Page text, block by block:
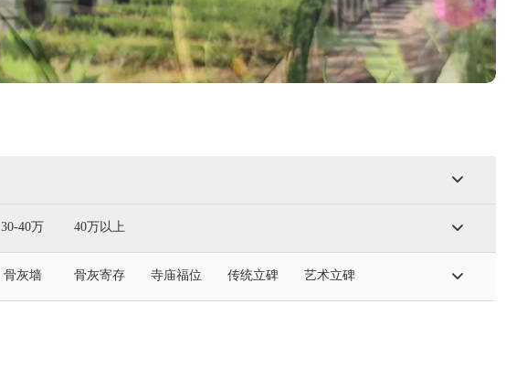
30-40万 40万以上
骨灰墙 骨灰寄存 寺庙福位 传统立碑 艺术立碑